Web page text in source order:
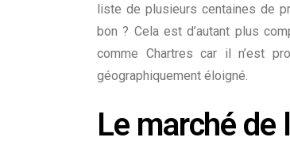
liste de plusieurs centaines de
bon ? Cela est d’autant plus
comme Chartres car il n’est
géographiquement éloigné.
Le marché de